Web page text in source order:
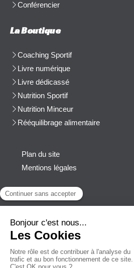
Conférencier
La Boutique
Coaching Sportif
Livre numérique
Livre dédicassé
Nutrition Sportif
Nutrition Minceur
Rééquilibrage alimentaire
Plan du site
Mentions légales
Contact
cblanchard@beep-consulting.com
Contacter Cyril